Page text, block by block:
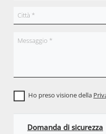
Ho preso visione della
Domanda di sicurezza